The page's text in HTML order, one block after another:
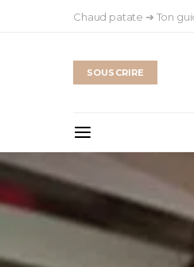
Chaud patate ➔ Ton
SOUSCRIRE